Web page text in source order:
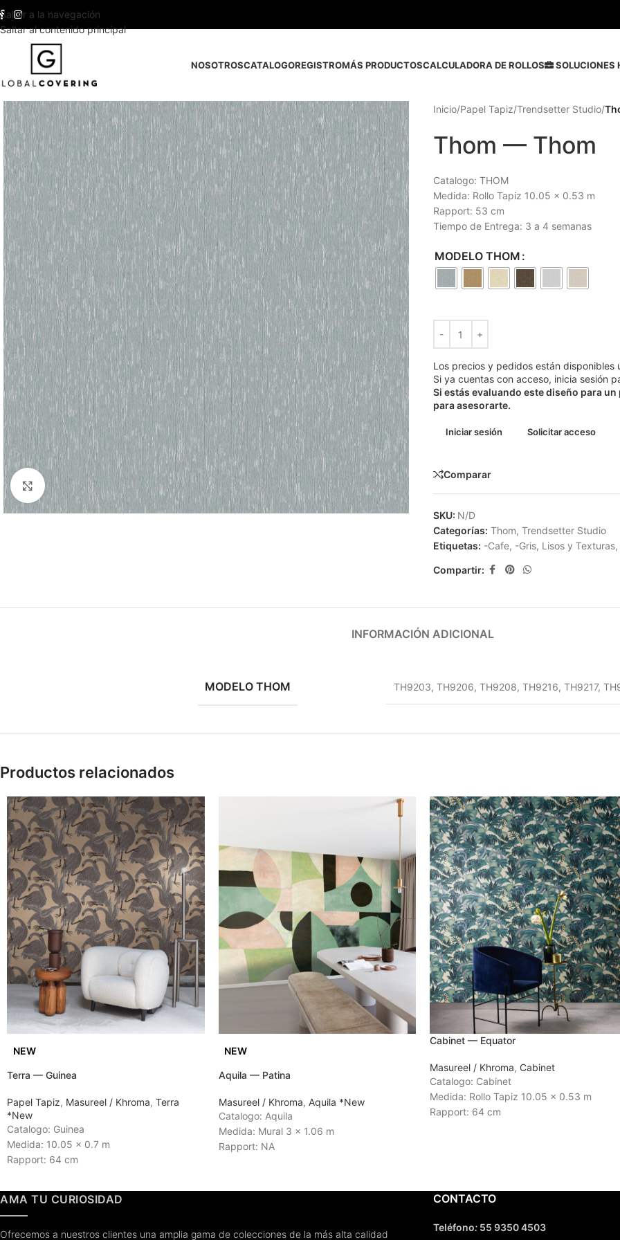
Saltar a la navegación
Saltar al contenido principal
NOSOTROSCATALOGOREGISTROMÁS PRODUCTOSCALCULADORA DE ROLLOS SOLUCIONES
Haga clic para ampliar
Inicio/Papel Tapiz/Trendsetter Studio/
Thom — Thom
Catalogo: THOM
Medida: Rollo Tapiz 10.05 x 0.53 m
Rapport: 53 cm
Tiempo de Entrega: 3 a 4 semanas
MODELO THOM
Los precios y pedidos están
Si ya cuentas con acceso, inicia sesión
Si estás evaluando este diseño para
para asesorarte.
Iniciar sesión Solicitar acceso
Comparar
SKU: N/D
Categorías: Thom, Trendsetter Studio
Etiquetas: -Cafe, -Gris, Lisos y Texturas,
Compartir:
INFORMACIÓN ADICIONAL
MODELO THOM TH9203, TH9206, TH9208, TH9216, TH9217,
Productos relacionados
NEW
Terra — Guinea
Papel Tapiz, Masureel / Khroma, Terra
*New
Catalogo: Guinea
Medida: 10.05 x 0.7 m
Rapport: 64 cm
NEW
Aquila — Patina
Masureel / Khroma, Aquila *New
Catalogo: Aquila
Medida: Mural 3 x 1.06 m
Rapport: NA
Cabinet — Equator
Masureel / Khroma, Cabinet
Catalogo: Cabinet
Medida: Rollo Tapiz 10.05 x 0.53 m
Rapport: 64 cm
AMA TU CURIOSIDAD
Ofrecemos a nuestros clientes una amplia gama de colecciones de la más alta calidad
CONTACTO
Teléfono: 55 9350 4503